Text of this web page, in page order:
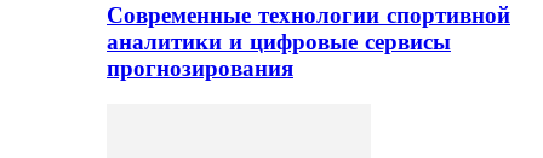
Современные технологии спортивной
аналитики и цифровые сервисы
прогнозирования